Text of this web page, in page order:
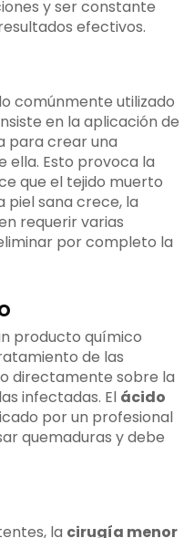
y ser constante
efectivos.
comúnmente utilizado
en la aplicación de
para crear una
ella. Esto provoca la
que el tejido muerto
piel sana crece, la
requerir varias
por completo la
producto químico
de las
directamente sobre la
infectadas. El ácido
por un profesional
quemaduras y debe
la cirugía menor